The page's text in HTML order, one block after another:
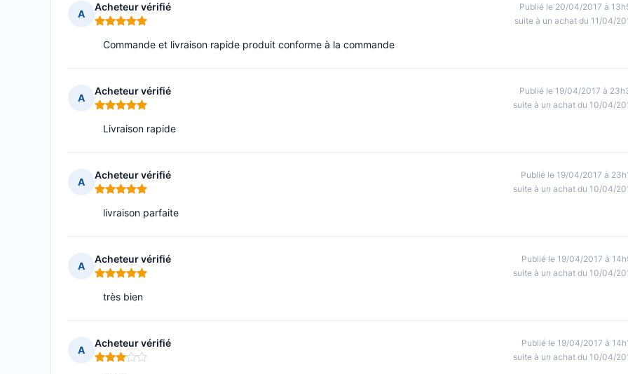
A
Acheteur vérifié
Note : 5 sur 5
Publié le 20/04/2017 à
suite à un achat du 11/04/
Commande et livraison rapide produit conforme à la commande
A
Acheteur vérifié
Note : 5 sur 5
Publié le 19/04/2017 à
suite à un achat du 10/04/
Livraison rapide
A
Acheteur vérifié
Note : 5 sur 5
Publié le 19/04/2017 à
suite à un achat du 10/04/
livraison parfaite
A
Acheteur vérifié
Note : 5 sur 5
Publié le 19/04/2017 à
suite à un achat du 10/04/
très bien
A
Acheteur vérifié
Note : 3 sur 5
Publié le 19/04/2017 à
suite à un achat du 10/04/